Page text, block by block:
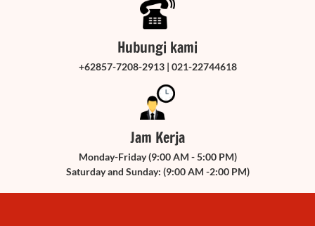
Hubungi kami
+62857-7208-2913 | 021-22744618
Jam Kerja
Monday-Friday (9:00 AM - 5:00 PM)
Saturday and Sunday: (9:00 AM -2:00 PM)